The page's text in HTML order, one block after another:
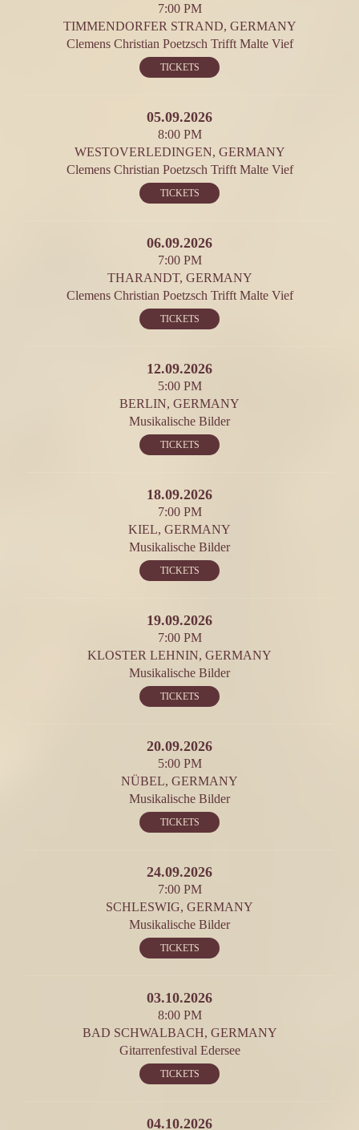
7:00 PM
TIMMENDORFER STRAND, GERMANY
Clemens Christian Poetzsch Trifft Malte Vief
TICKETS
05.09.2026
8:00 PM
WESTOVERLEDINGEN, GERMANY
Clemens Christian Poetzsch Trifft Malte Vief
TICKETS
06.09.2026
7:00 PM
THARANDT, GERMANY
Clemens Christian Poetzsch Trifft Malte Vief
TICKETS
12.09.2026
5:00 PM
BERLIN, GERMANY
Musikalische Bilder
TICKETS
18.09.2026
7:00 PM
KIEL, GERMANY
Musikalische Bilder
TICKETS
19.09.2026
7:00 PM
KLOSTER LEHNIN, GERMANY
Musikalische Bilder
TICKETS
20.09.2026
5:00 PM
NÜBEL, GERMANY
Musikalische Bilder
TICKETS
24.09.2026
7:00 PM
SCHLESWIG, GERMANY
Musikalische Bilder
TICKETS
03.10.2026
8:00 PM
BAD SCHWALBACH, GERMANY
Gitarrenfestival Edersee
TICKETS
04.10.2026